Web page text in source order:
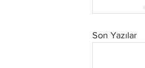
Son Yazılar